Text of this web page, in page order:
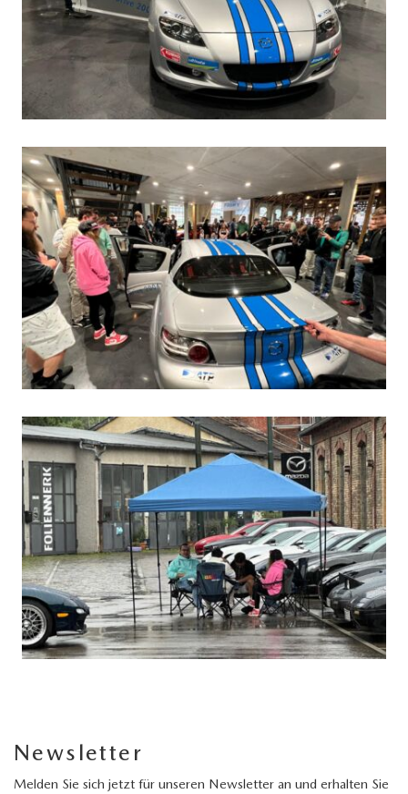
Newsletter
Melden Sie sich jetzt für unseren Newsletter an und erhalten Sie